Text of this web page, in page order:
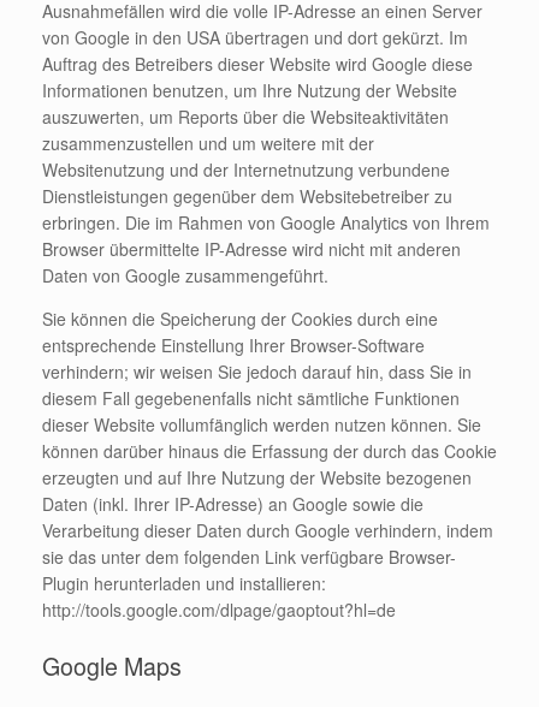
Ausnahmefällen wird die volle IP-Adresse an einen Server
von Google in den USA übertragen und dort gekürzt. Im
Auftrag des Betreibers dieser Website wird Google diese
Informationen benutzen, um Ihre Nutzung der Website
auszuwerten, um Reports über die Websiteaktivitäten
zusammenzustellen und um weitere mit der
Websitenutzung und der Internetnutzung verbundene
Dienstleistungen gegenüber dem Websitebetreiber zu
erbringen. Die im Rahmen von Google Analytics von Ihrem
Browser übermittelte IP-Adresse wird nicht mit anderen
Daten von Google zusammengeführt.
Sie können die Speicherung der Cookies durch eine
entsprechende Einstellung Ihrer Browser-Software
verhindern; wir weisen Sie jedoch darauf hin, dass Sie in
diesem Fall gegebenenfalls nicht sämtliche Funktionen
dieser Website vollumfänglich werden nutzen können. Sie
können darüber hinaus die Erfassung der durch das Cookie
erzeugten und auf Ihre Nutzung der Website bezogenen
Daten (inkl. Ihrer IP-Adresse) an Google sowie die
Verarbeitung dieser Daten durch Google verhindern, indem
sie das unter dem folgenden Link verfügbare Browser-
Plugin herunterladen und installieren:
http://tools.google.com/dlpage/gaoptout?hl=de
Google Maps